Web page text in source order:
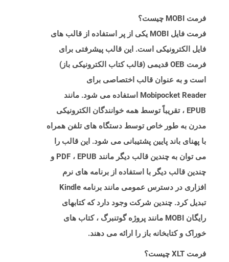
فرمت MOBI چیست؟
فرمت فایل MOBI یکی از پر استفاده از قالب های
فایل الکترونیکی است. این قالب پیشرفتی برای
فرمت OEB قدیمی (قالب کتاب الکترونیکی باز)
است و به عنوان قالب اختصاصی برای
Mobipocket Reader استفاده می شود. مانند
EPUB ، تقریباً توسط همه خوانندگان الکترونیکی
مدرن به طور خاص توسط دستگاه های تلفن همراه
با پهنای باند پایین پشتیبانی می شود. این قالب را
می توان به چندین قالب دیگر مانند PDF ، EPUB و
چندین قالب دیگر با استفاده از برنامه های نرم
افزاری در دسترس عمومی مانند برنامه Kindle
تبدیل کرد. چندین شرکت وجود دارد که کتابهای
رایگان MOBI مانند پروژه گوتنبرگ ، کتاب های
خوراک و کتابخانه باز را ارائه می دهند.
فرمت XLT چیست؟